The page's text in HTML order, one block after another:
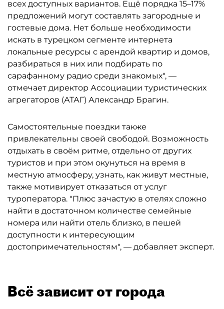
всех доступных вариантов. Ещё порядка 15–17%
предложений могут составлять загородные и
гостевые дома. Нет больше необходимости
искать в турецком сегменте интернета
локальные ресурсы с арендой квартир и домов,
разбираться в них или подбирать по
сарафанному радио среди знакомых", —
отмечает директор Ассоциации туристических
агрегаторов (АТАГ) Александр Брагин.
Самостоятельные поездки также
привлекательны своей свободой. Возможность
отдыхать в своём ритме, отдельно от других
туристов и при этом окунуться на время в
местную атмосферу, узнать, как живут местные,
также мотивирует отказаться от услуг
туроператора. "Плюс зачастую в отелях сложно
найти в достаточном количестве семейные
номера или найти отель близко, в пешей
доступности к интересующим
достопримечательностям", — добавляет эксперт.
Всё зависит от города